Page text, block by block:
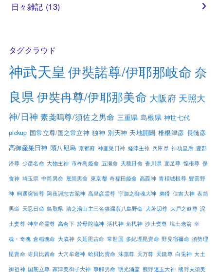
日々雑記 (13)
タグクラウド
神武天皇 伊奘諾尊/伊耶那岐命 奈
良県 伊奘冉尊/伊耶那美命 大阪府 天照大
神/日神 素戔嗚尊/須佐之男命 三重県 島根県 神世七代
pickup 国常立尊/国之常立神 独神 別天神 天地開闢 椎根津彦 長髄彦
高御産巣日神 頭八咫烏 京都府 神産巣日神 経津主神 兵庫県 神功皇后 豊斟
渟尊 少彦名命 大物主神 市杵島姫命 五瀬命 天穂日命 香川県 面足尊 惶根尊 保
食神 埼玉県 中筒男命 底筒男命 東京都 奇稲田姫命 高龗神 青橿城根尊 豊雲野
神 軻遇突智尊 阿夜訶志古泥神 高皇彦霊尊 宇迦之御魂大神 弟猾 住吉大神 表筒
男命 天忍日命 鳥取県 清之湯山主三名狭漏彦八島野命 大苫辺尊 大戸之道尊 泥
土煑尊 神皇産霊尊 高倉下 於母陀流神 活杙神 角杙神 沙土煑尊 塩土老翁 幸
魂・奇魂 倉稲魂命 大歳神 久延毘古命 常世国 多紀理毘賣命 野見宿禰命 須勢理
毘賣命 蚶貝比賣命 大穴牟遲神 蛤貝比賣命 沫蕩尊 天万尊 天鏡尊 白兎神 大土
御祖神 国底立尊 家津美御子大神 事解男命 明光浦霊 熊野速玉大神 熊野夫須美